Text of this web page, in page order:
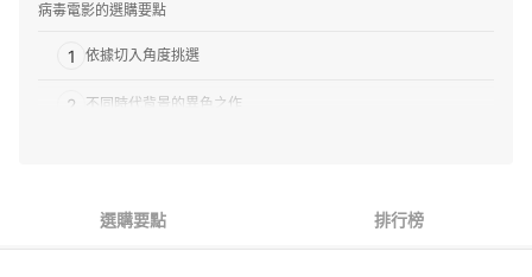
病毒電影的選購要點
1 依據切入角度挑選
2 不同時代背景的異色之作
專家解惑！選購病毒電影的常見問題
選購要點 排行榜